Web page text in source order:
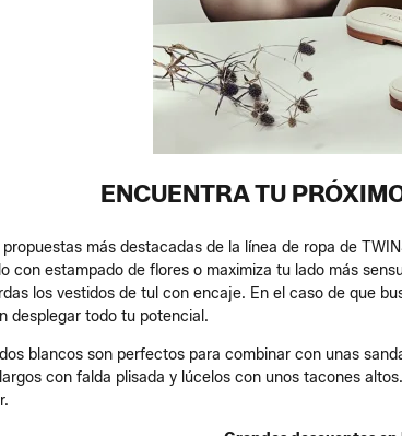
ENCUENTRA TU
propuestas más destacadas de la línea de ropa de
con estampado de flores o maximiza tu lado más
los vestidos de tul con encaje. En el caso de que
desplegar todo tu potencial.
blancos son perfectos para combinar con unas
con falda plisada y lúcelos con unos tacones